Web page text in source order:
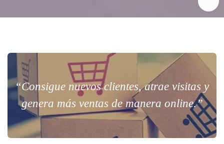
“Consigue nuevos clientes, atrae visitas y
genera más ventas de manera online.”